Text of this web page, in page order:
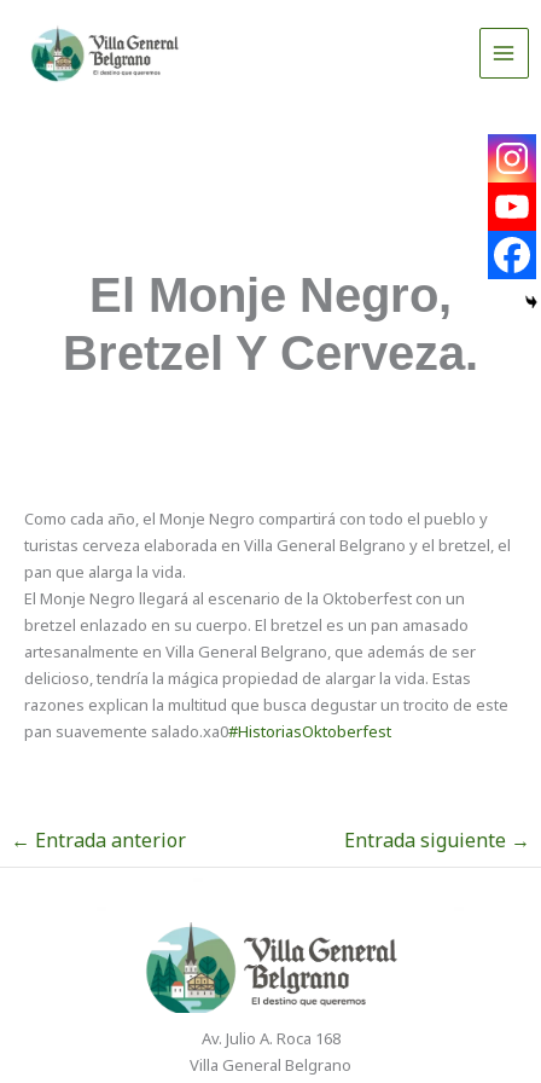
contenido
El Monje Negro,
Bretzel Y Cerveza.
Como cada año, el Monje Negro compartirá con todo el pueblo y
turistas cerveza elaborada en Villa General Belgrano y el bretzel, el
pan que alarga la vida.
El Monje Negro llegará al escenario de la Oktoberfest con un
bretzel enlazado en su cuerpo. El bretzel es un pan amasado
artesanalmente en Villa General Belgrano, que además de ser
delicioso, tendría la mágica propiedad de alargar la vida. Estas
razones explican la multitud que busca degustar un trocito de este
pan suavemente salado.xa0#HistoriasOktoberfest
← Entrada anterior Entrada siguiente →
Av. Julio A. Roca 168
Villa General Belgrano